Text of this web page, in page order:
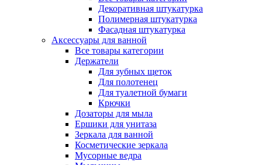
Декоративная штукатурка
Полимерная штукатурка
Фасадная штукатурка
Аксессуары для ванной
Все товары категории
Держатели
Для зубных щеток
Для полотенец
Для туалетной бумаги
Крючки
Дозаторы для мыла
Ершики для унитаза
Зеркала для ванной
Косметические зеркала
Мусорные ведра